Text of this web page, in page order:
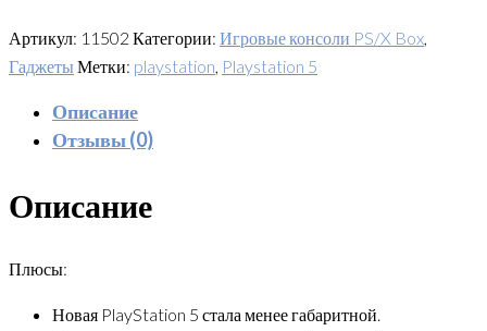
Артикул: 11502 Категории: Игровые консоли PS/X Box,
Гаджеты Метки: playstation, Playstation 5
Описание
Отзывы (0)
Описание
Плюсы:
Новая PlayStation 5 стала менее габаритной.